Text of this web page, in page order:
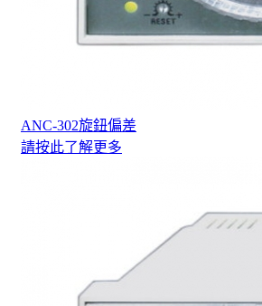
ANC-302旋鈕偏差
請按此了解更多